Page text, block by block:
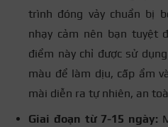
trình đóng vảy chuẩn bị
nhạy cảm nên bạn tuyệt
điểm này chỉ được sử
màu để làm dịu, cấp ẩm
mài diễn ra tự nhiên, an
Giai đoạn từ 7-15 ngày: